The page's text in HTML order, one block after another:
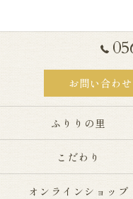
お問い合わせ
ふりりの里
こだわり
オンラインショップ